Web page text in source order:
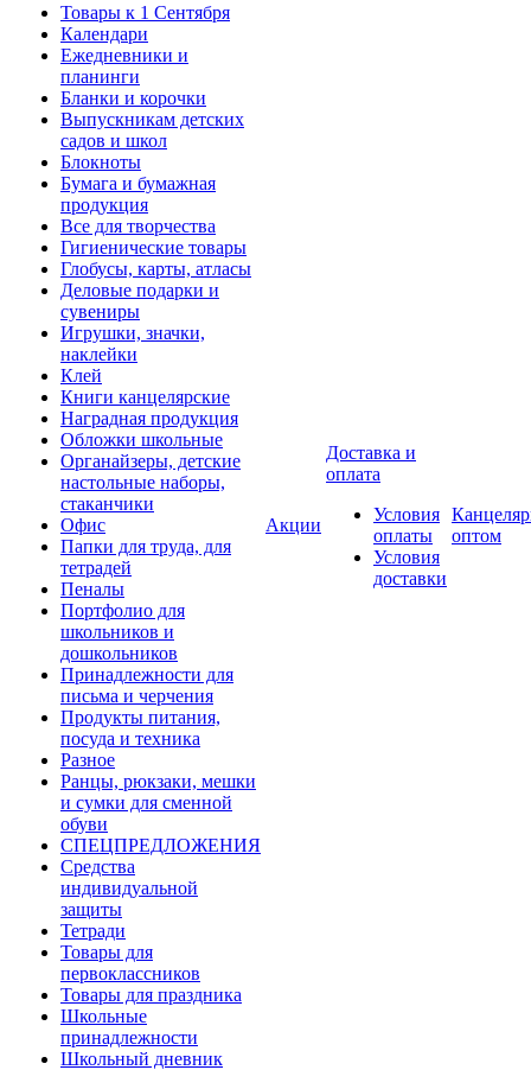
Товары к 1 Сентября
Календари
Ежедневники и
планинги
Бланки и корочки
Выпускникам детских
садов и школ
Блокноты
Бумага и бумажная
продукция
Все для творчества
Гигиенические товары
Глобусы, карты, атласы
Деловые подарки и
сувениры
Игрушки, значки,
наклейки
Клей
Книги канцелярские
Наградная продукция
Обложки школьные
Органайзеры, детские
настольные наборы,
стаканчики
Офис
Папки для труда, для
тетрадей
Пеналы
Портфолио для
школьников и
дошкольников
Принадлежности для
письма и черчения
Продукты питания,
посуда и техника
Разное
Ранцы, рюкзаки, мешки
и сумки для сменной
обуви
СПЕЦПРЕДЛОЖЕНИЯ
Средства
индивидуальной
защиты
Тетради
Товары для
первоклассников
Товары для праздника
Школьные
принадлежности
Школьный дневник
Акции
Доставка и
оплата
Условия
оплаты
Условия
доставки
оптом